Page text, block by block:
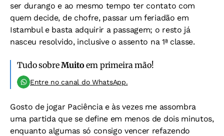
ser durango e ao mesmo tempo ter contato com
quem decide, de chofre, passar um feriadão em
Istambul e basta adquirir a passagem; o resto já
nasceu resolvido, inclusive o assento na 1ª classe.
Tudo sobreMuito em primeira mão!
Entre no canal do WhatsApp.
Gosto de jogar Paciência e às vezes me assombra
uma partida que se define em menos de dois minutos,
enquanto algumas só consigo vencer refazendo